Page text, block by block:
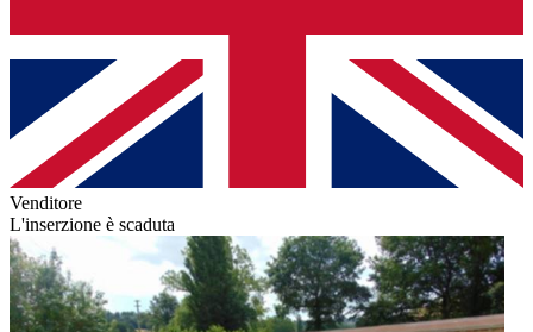
Venditore
L'inserzione è scaduta